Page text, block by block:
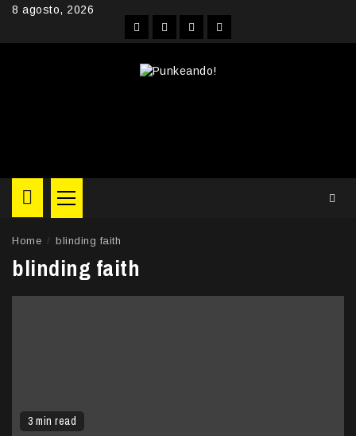
Skip8 agosto, 2026
FacebookInstagram
YouTubeTwitter
Primary
Menu
Home blinding faith
blinding faith
3 min read